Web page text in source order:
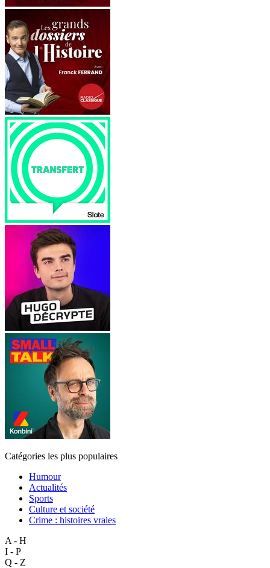
Catégories les plus populaires
Humour
Actualités
Sports
Culture et société
Crime : histoires vraies
A - H
I - P
Q - Z